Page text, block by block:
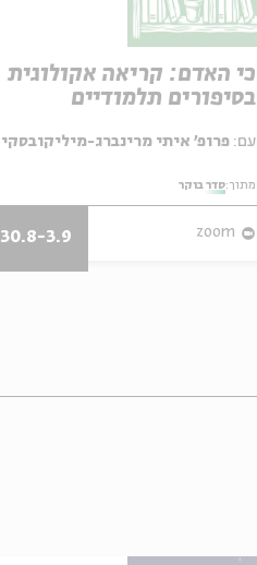
כי האדם: קריאה אקולוגית
בסיפורים תלמודיים
עם:
מתוך:סדר בוקר
zoom
30.8-3.9